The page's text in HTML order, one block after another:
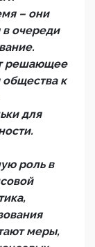
– они
очереди
решающее
общества к
для
роль в
меры,